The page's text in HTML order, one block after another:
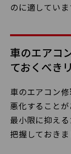
のに適していま
車のエアコ
ておくべき
車のエアコン
悪化すること
最小限に抑え
把握しておきま